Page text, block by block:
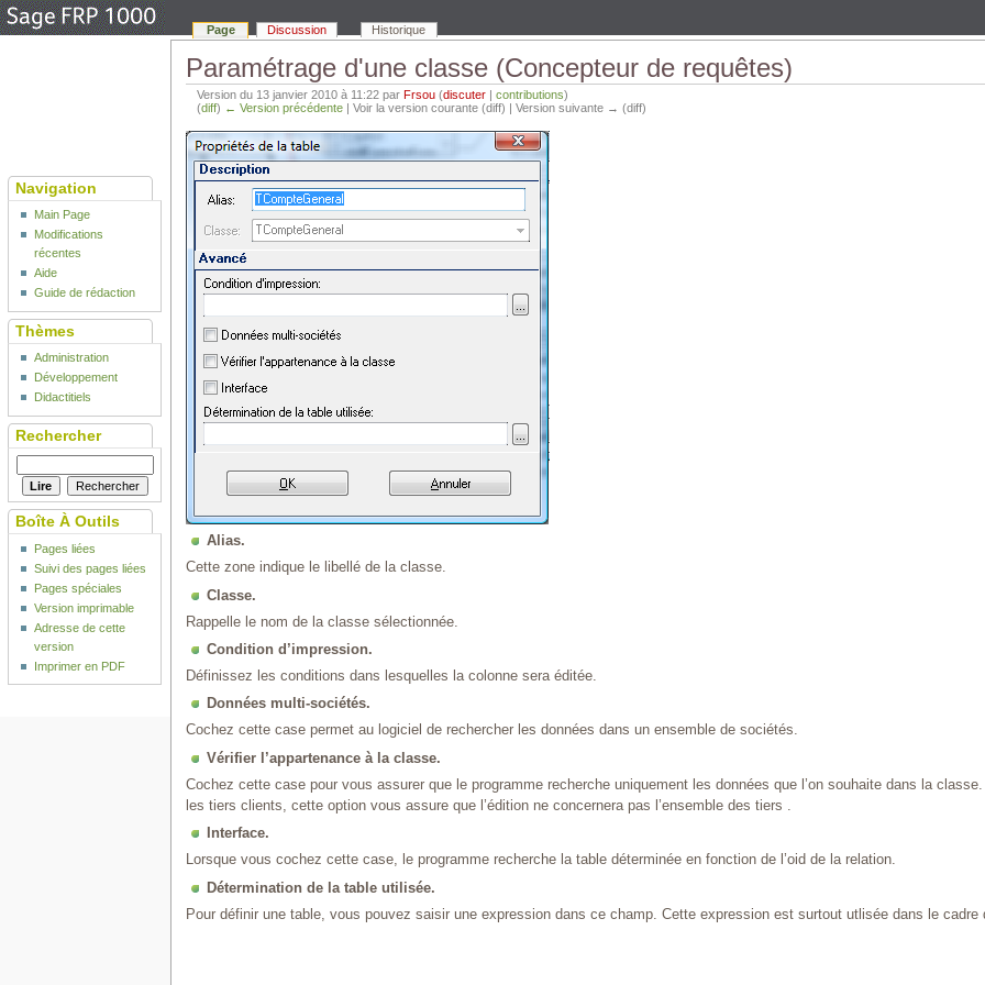
Paramétrage d'une classe (Concepteur de requêtes)
Version du 13 janvier 2010 à 11:22 parFrsou (discuter |contributions)
(diff) ← Version précédente | Voir la version courante (diff) | Version suivante → (diff)
Alias.
Cette zone indique le libellé de la classe.
Classe.
Rappelle le nom de la classe sélectionnée.
Condition d’impression.
Définissez les conditions dans lesquelles la colonne sera éditée.
Données multi-sociétés.
Cochez cette case permet au logiciel de rechercher les données dans un ensemble de sociétés.
Vérifier l’appartenance à la classe.
Cochez cette case pour vous assurer que le programme recherche uniquement les données que l’on souhaite dans la
les tiers clients, cette option vous assure que l’édition ne concernera pas l’ensemble des tiers .
Interface.
Lorsque vous cochez cette case, le programme recherche la table déterminée en fonction de l’oid de la relation.
Détermination de la table utilisée.
Pour définir une table, vous pouvez saisir une expression dans ce champ. Cette expression est surtout utlisée dans le
Page Discussion Historique
Navigation
Main Page
Modifications
récentes
Aide
Guide de rédaction
Thèmes
Administration
Développement
Didactitiels
Rechercher
Boîte À Outils
Pages liées
Suivi des pages liées
Pages spéciales
Version imprimable
Adresse de cette
version
Imprimer en PDF